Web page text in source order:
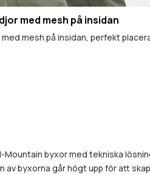
med mesh på insidan
mesh på insidan, perfekt
Mountain byxor med tekniska
av byxorna går högt upp för att